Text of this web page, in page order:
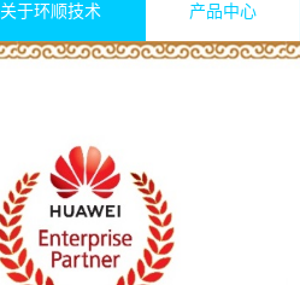
关于环顺技术 产品中心